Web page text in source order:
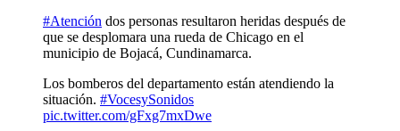
#Atención dos personas resultaron heridas después de
que se desplomara una rueda de Chicago en el
municipio de Bojacá, Cundinamarca.
Los bomberos del departamento están atendiendo la
situación. #VocesySonidos
pic.twitter.com/gFxg7mxDwe